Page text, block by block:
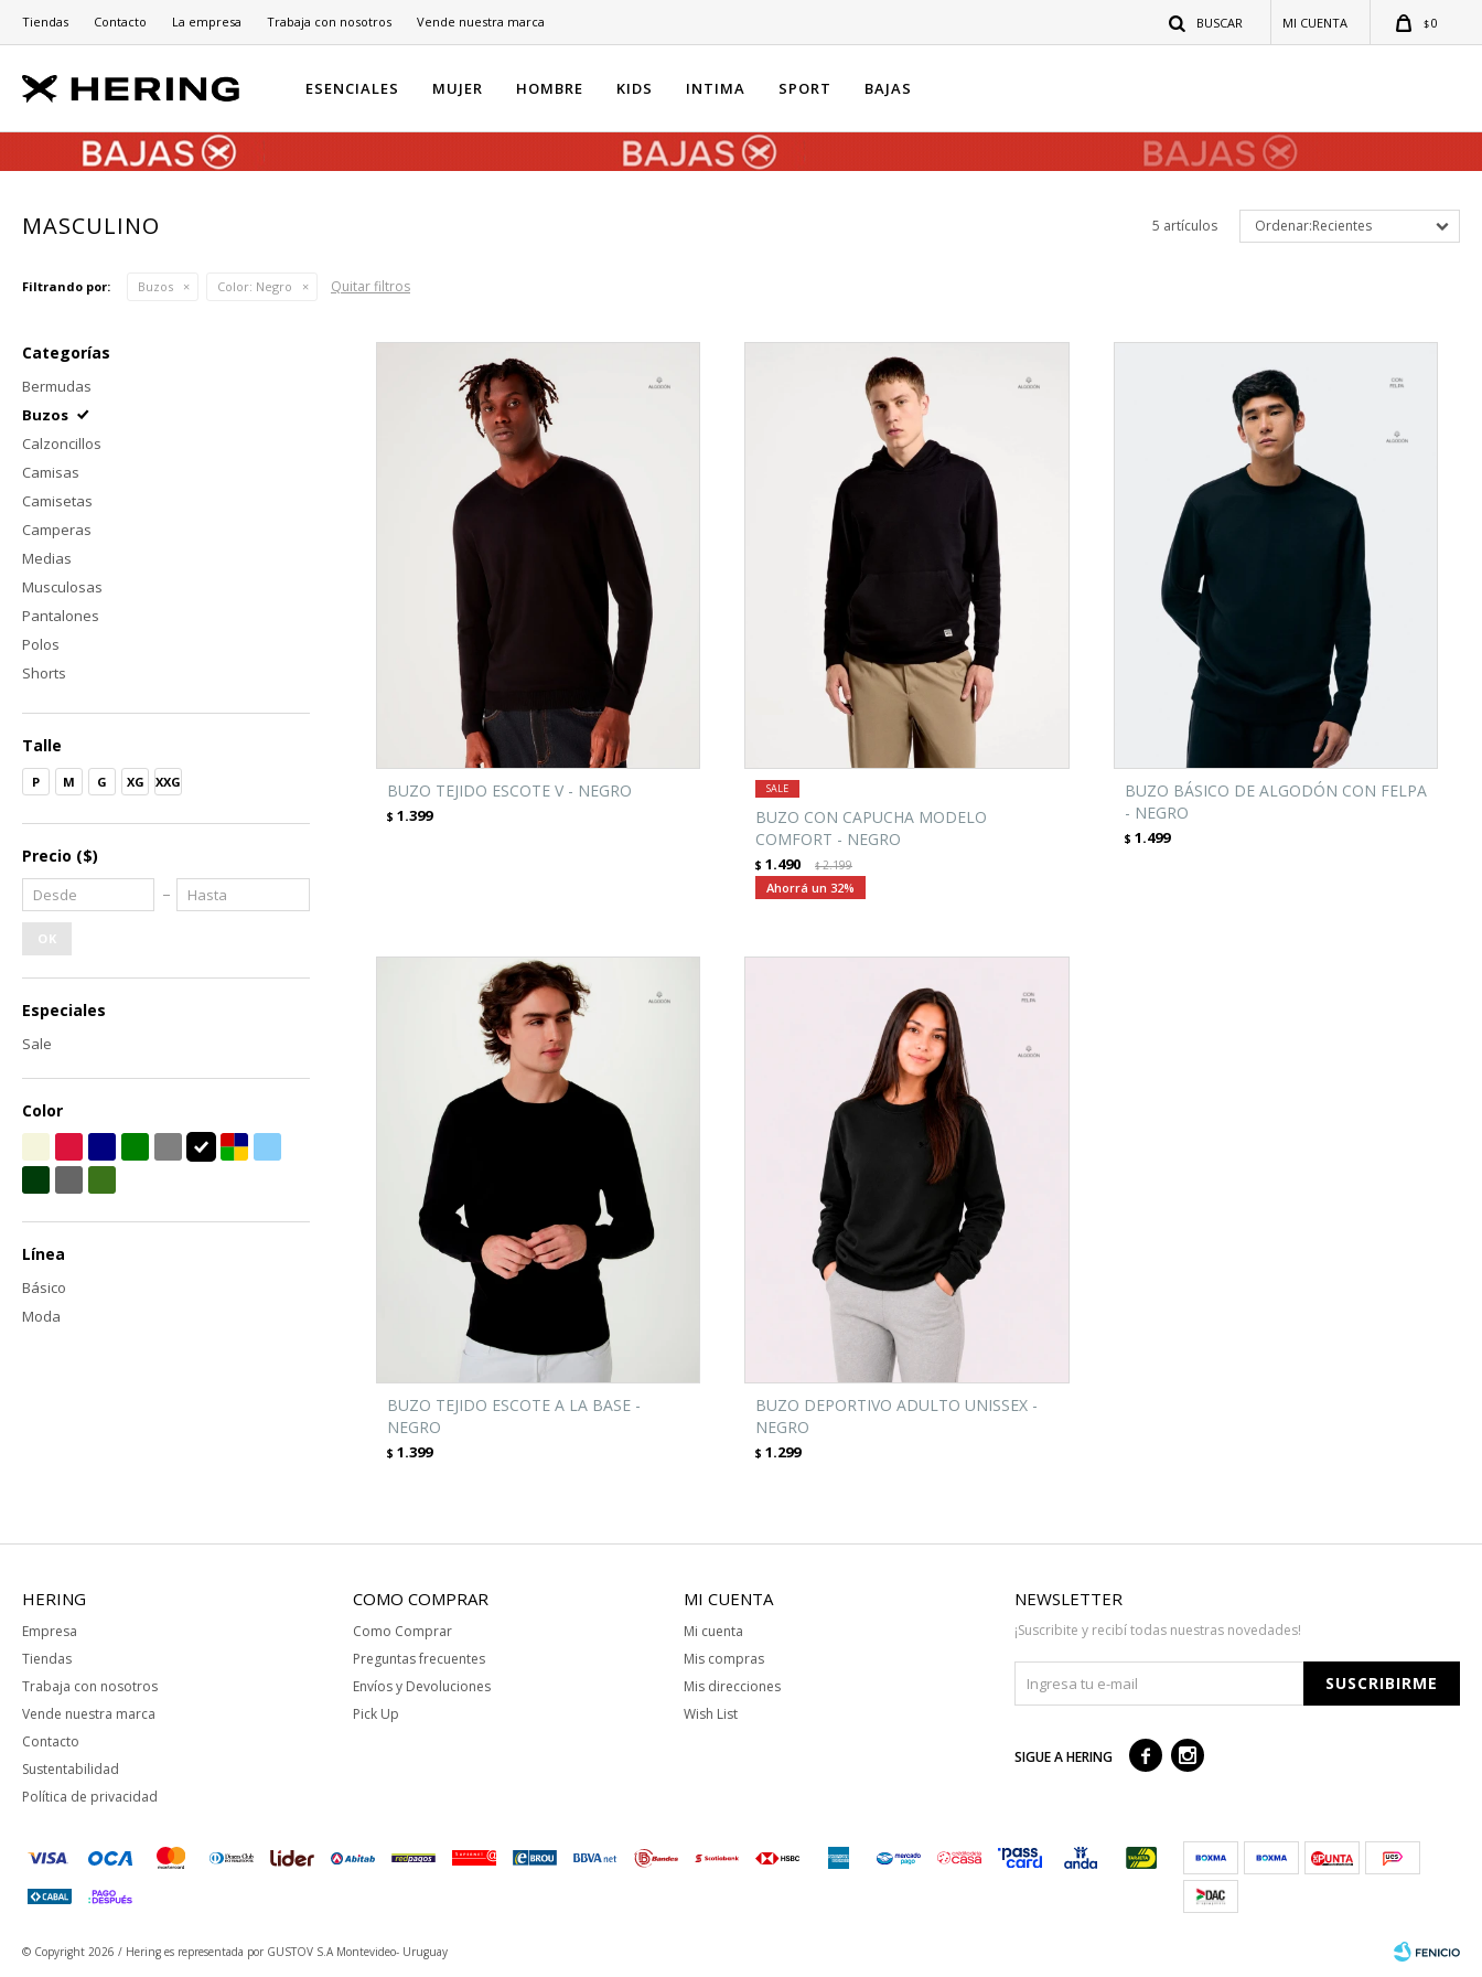
ESENCIALES MUJER HOMBRE KIDS INTIMA SPORT BAJAS
$0
Tiendas Contacto La empresa Trabaja con nosotros Vende nuestra marca
MASCULINO 5 artículos Recientes
Filtrando por: Buzos Color: Negro Quitar filtros
BUZO TEJIDO ESCOTE V - NEGRO
$ 1.399
BUZO CON CAPUCHA MODELO
COMFORT - NEGRO
$ 1.490 $2.199
32
BUZO BÁSICO DE ALGODÓN CON FELPA
- NEGRO
$ 1.499
BUZO TEJIDO ESCOTE A LA BASE -
NEGRO
$ 1.399
BUZO DEPORTIVO ADULTO UNISSEX -
NEGRO
$ 1.299
Categorías
Bermudas
Buzos
Calzoncillos
Camisas
Camisetas
Camperas
Medias
Musculosas
Pantalones
Polos
Shorts
Talle
P M G XG XXG
Precio ($)
OK
Especiales
Sale
Color
Línea
Básico
Moda
HERING
Empresa
Tiendas
Trabaja con nosotros
Vende nuestra marca
Contacto
Sustentabilidad
Política de privacidad
COMO COMPRAR
Como Comprar
Preguntas frecuentes
Envíos y Devoluciones
Pick Up
MI CUENTA
Mi cuenta
Mis compras
Mis direcciones
Wish List
NEWSLETTER
¡Suscribite y recibí todas nuestras novedades!
SUSCRIBIRME
SIGUE A HERING  
© Copyright 2026 / Hering es representada por GUSTOV S.A Montevideo- Uruguay